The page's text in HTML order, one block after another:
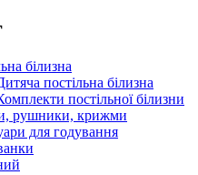
білизна
постільна білизна
постільної білизни
рушники, крижми
для годування